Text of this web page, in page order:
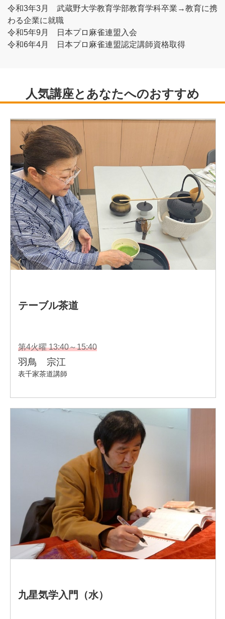
令和3年3月 武蔵野大学教育学部教育学科卒業→教育に携
わる企業に就職
令和5年9月 日本プロ麻雀連盟入会
令和6年4月 日本プロ麻雀連盟認定講師資格取得